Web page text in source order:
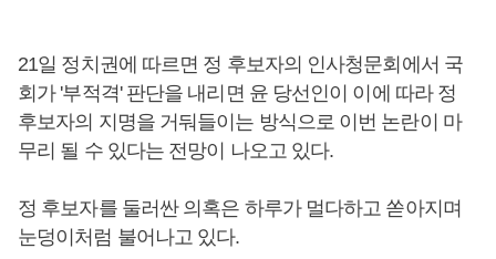
21일 정치권에 따르면 정 후보자의 인사청문회에서 국
회가 '부적격' 판단을 내리면 윤 당선인이 이에 따라 정
후보자의 지명을 거둬들이는 방식으로 이번 논란이 마
무리 될 수 있다는 전망이 나오고 있다.
정 후보자를 둘러싼 의혹은 하루가 멀다하고 쏟아지며
눈덩이처럼 불어나고 있다.